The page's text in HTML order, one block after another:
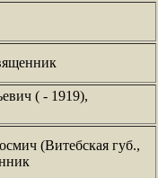
( - 1919),
(Витебская губ.,